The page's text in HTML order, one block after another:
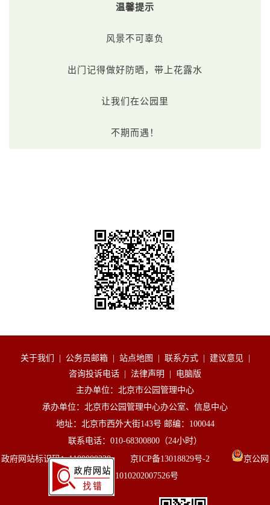
温馨提示
风景不可辜负
出门记得做好防晒， 带上花露水
让我们在公园里
不期而遇！
关于我们 公务员邮箱 站点地图 联系方式 建议意见
咨询投诉电话
法律声明
电脑版
主办单位：北京市公园管理中心
承办单位：北京市公园管理中心办公室、信息中心
地址：北京市西外大街143号 邮编：100044
联系电话：010-68300800（24小时）
政府网站标识码：1100000238 京ICP备13018829号-2
京公网
安备 11010202007526号